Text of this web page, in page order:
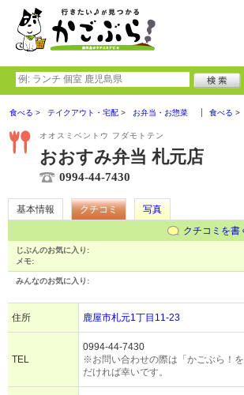
食べる テイクアウト・宅配 お弁当・お惣菜 食べる
オオスミベントウ フダモトテン
おおすみ弁当 札元店
0994-44-7430
基本情報 クチコミ
写真
クチコミを書
じぶんのお気に入り:
メモ:
みんなのお気に入り:
住所 鹿屋市札元1丁目11-23
TEL
0994-44-7430
※お問い合わせの際は「かごぶら！
だければ幸いです。